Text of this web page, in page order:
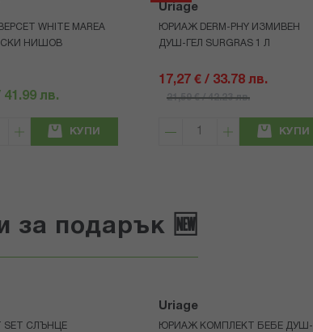
WHITE MAREA
НИШОВ
41.99 лв.
КУПИ
Uriage
ЮРИАЖ DERM-PHY ИЗМИВЕН
ДУШ-ГЕЛ SURGRAS 1 Л
17,27 € / 33.78 лв.
21,59 € / 42.23 лв.
КУПИ
за подарък 🆕
SET СЛЪНЦЕ
Uriage
ЮРИАЖ КОМПЛЕКТ БЕБЕ ДУШ-